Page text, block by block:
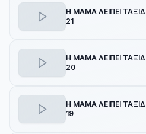
Η ΜΑΜΑ ΛΕΙΠΕΙ
21
Η ΜΑΜΑ ΛΕΙΠΕΙ
20
Η ΜΑΜΑ ΛΕΙΠΕΙ
19